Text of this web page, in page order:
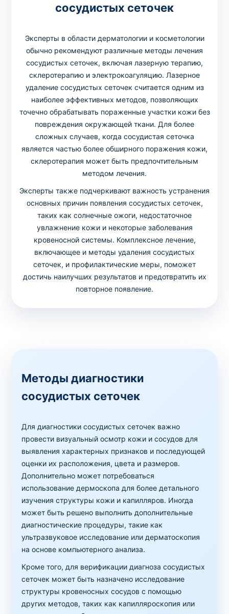
сосудистых сеточек
Эксперты в области дерматологии и косметологии
обычно рекомендуют различные методы лечения
сосудистых сеточек, включая лазерную терапию,
склеротерапию и электрокоагуляцию. Лазерное
удаление сосудистых сеточек считается одним из
наиболее эффективных методов, позволяющих
точечно обрабатывать пораженные участки кожи без
повреждения окружающей ткани. Для более
сложных случаев, когда сосудистая сеточка
является частью более обширного поражения кожи,
склеротерапия может быть предпочтительным
методом лечения.
Эксперты также подчеркивают важность устранения
основных причин появления сосудистых сеточек,
таких как солнечные ожоги, недостаточное
увлажнение кожи и некоторые заболевания
кровеносной системы. Комплексное лечение,
включающее и методы удаления сосудистых
сеточек, и профилактические меры, поможет
достичь наилучших результатов и предотвратить их
повторное появление.
Методы диагностики
сосудистых сеточек
Для диагностики сосудистых сеточек важно
провести визуальный осмотр кожи и сосудов для
выявления характерных признаков и последующей
оценки их расположения, цвета и размеров.
Дополнительно может потребоваться
использование дермоскопа для более детального
изучения структуры кожи и капилляров. Иногда
может быть решено выполнить дополнительные
диагностические процедуры, такие как
ультразвуковое исследование или дерматоскопия
на основе компьютерного анализа.
Кроме того, для верификации диагноза сосудистых
сеточек может быть назначено исследование
структуры кровеносных сосудов с помощью
других методов, таких как капилляроскопия или